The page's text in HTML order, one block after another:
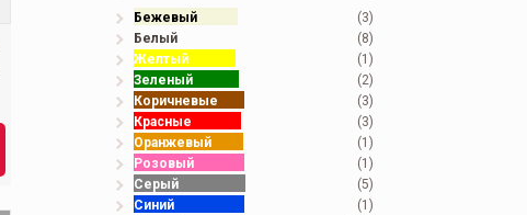
Бежевый
(3)
Белый
(8)
Желтый
(1)
Зеленый
(2)
Коричневые
(3)
Красные
(3)
Оранжевый
(1)
Розовый
(1)
Серый
(5)
Синий
(1)